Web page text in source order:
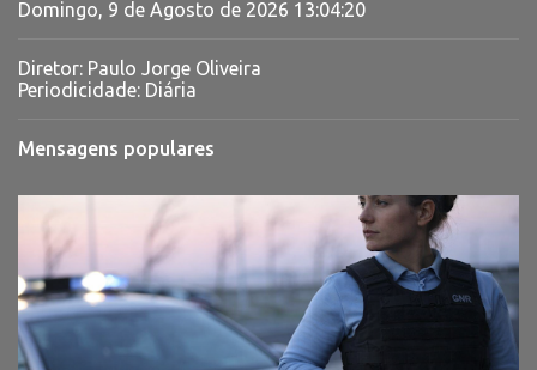
Domingo, 9 de Agosto de 2026 13:04:21
Diretor: Paulo Jorge Oliveira
Periodicidade: Diária
Mensagens populares